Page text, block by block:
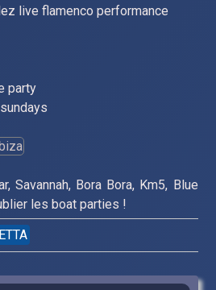
live flamenco performance
party
Savannah, Bora Bora, Km5, Blue
les boat parties !